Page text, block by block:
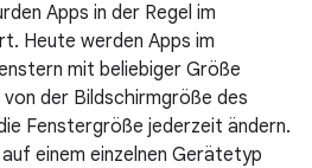
Apps in der Regel im
Heute werden Apps im
mit beliebiger Größe
der Bildschirmgröße des
Fenstergröße jederzeit ändern.
einem einzelnen Gerätetyp